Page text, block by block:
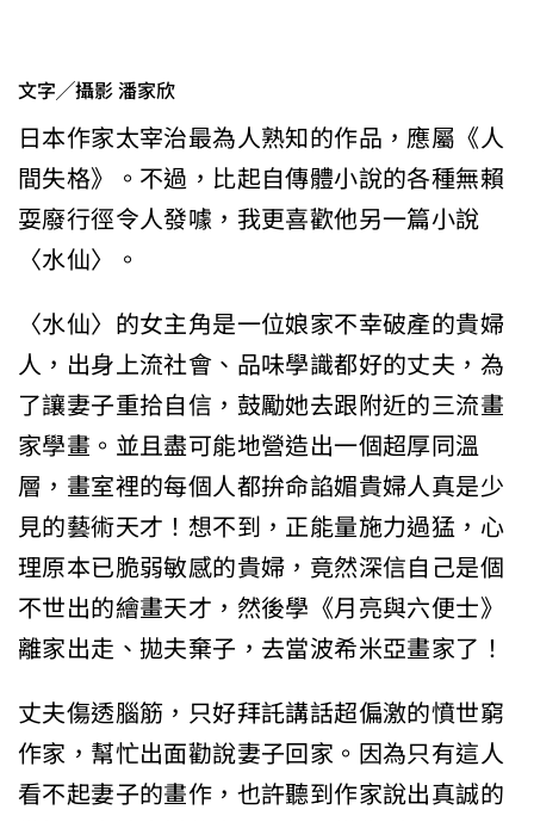
文字╱攝影 潘家欣
日本作家太宰治最為人熟知的作品，應屬《人
間失格》。不過，比起自傳體小說的各種無賴
耍廢行徑令人發噱，我更喜歡他另一篇小說
〈水仙〉。
〈水仙〉的女主角是一位娘家不幸破產的貴婦
人，出身上流社會、品味學識都好的丈夫，為
了讓妻子重拾自信，鼓勵她去跟附近的三流畫
家學畫。並且盡可能地營造出一個超厚同溫
層，畫室裡的每個人都拚命諂媚貴婦人真是少
見的藝術天才！想不到，正能量施力過猛，心
理原本已脆弱敏感的貴婦，竟然深信自己是個
不世出的繪畫天才，然後學《月亮與六便士》
離家出走、拋夫棄子，去當波希米亞畫家了！
丈夫傷透腦筋，只好拜託講話超偏激的憤世窮
作家，幫忙出面勸說妻子回家。因為只有這人
看不起妻子的畫作，也許聽到作家說出真誠的